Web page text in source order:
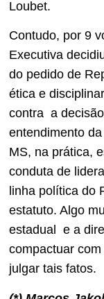
Loubet.
Contudo, por 9
Executiva
do pedido de
ética e
contra a
entendimento
MS, na prática,
conduta de
linha política do
estatuto. Algo
estadual e a
compactuar
julgar tais fatos.